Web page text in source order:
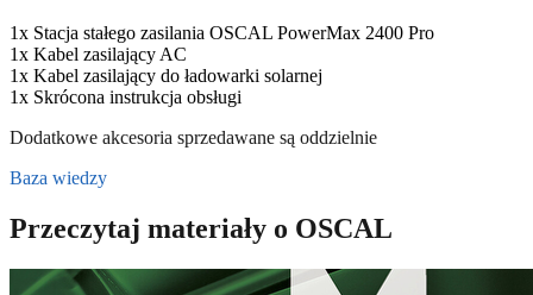
1x Stacja stałego zasilania OSCAL PowerMax 2400 Pro
1x Kabel zasilający AC
1x Kabel zasilający do ładowarki solarnej
1x Skrócona instrukcja obsługi
Dodatkowe akcesoria sprzedawane są oddzielnie
Baza wiedzy
Przeczytaj materiały o OSCAL